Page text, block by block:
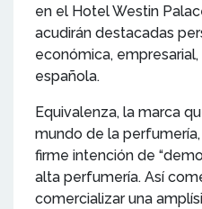
en el Hotel Westin
acudirán destacadas
económica,
española.
Equivalenza, la marca
mundo de la
firme intención de
alta perfumería. Así
comercializar una